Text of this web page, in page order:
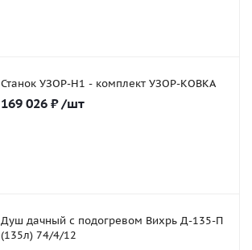
Станок УЗОР-Н1 - комплект УЗОР-КОВКА
169 026 ₽ /шт
Душ дачный с подогревом Вихрь Д-135-П
(135л) 74/4/12